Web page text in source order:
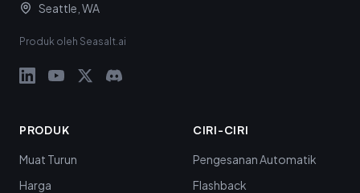
Seattle, WA
Produk oleh Seasalt.ai
PRODUK
Muat Turun
Harga
CIRI-CIRI
Pengesanan Automatik
Flashback